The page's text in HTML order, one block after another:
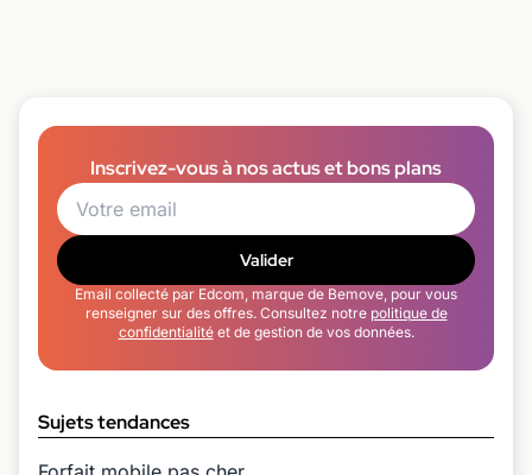
Inscrivez-vous à nos actus et bons plans
Valider
Email collecté par Edcom, marque de Bemove, pour vous
renseigner sur des offres. Consultez notre politique de
confidentialitéet de gestion de vos données.
Sujets tendances